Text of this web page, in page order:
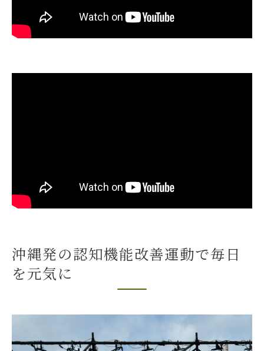
🌺認知症予防・引きこもり予防の実践のコ
引きこもりや転倒予防に役立つ運動を紹介
🌈介護予防体操で毎日を元気に過ごす方法
無理なく始める認知機能アップのコツ
沖縄の認知症予防にも無理なく運動開始
笑える❗️介護予防体操教室で楽しく習慣化
引きこもり予防に繋がる継続のヒント
沖縄発の認知機能改善運動で毎日
を元気に